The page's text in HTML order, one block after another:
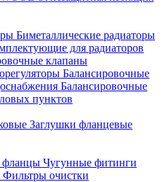
Биметаллические радиаторы
для радиаторов
клапаны
Балансировочные
Балансировочные
пунктов
Заглушки фланцевые
фланцы Чугунные фитинги
Фильтры очистки